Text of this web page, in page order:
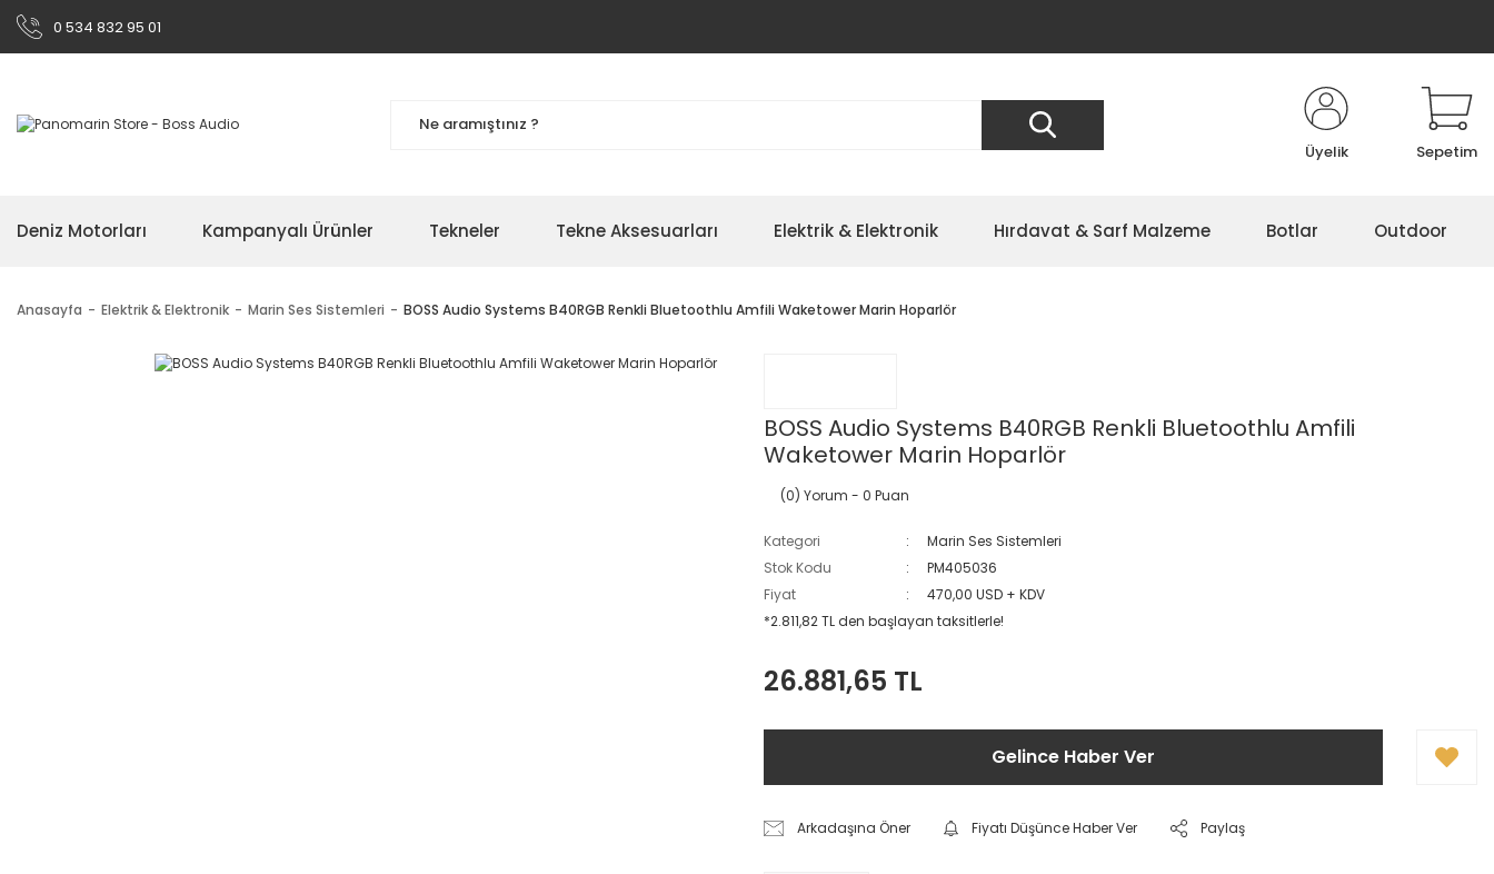
0 534 832 95 01
Üyelik Sepetim
Deniz Motorları Kampanyalı Ürünler Tekneler Tekne Aksesuarları Elektrik & Elektronik Hırdavat & Sarf Malzeme Botlar Outdoor
Anasayfa Elektrik & Elektronik Marin Ses Sistemleri BOSS Audio Systems B40RGB Renkli Bluetoothlu Amfili Waketower Marin Hoparlör
BOSS Audio Systems B40RGB Renkli Bluetoothlu Amfili
Waketower Marin Hoparlör
(0) Yorum - 0 Puan
Kategori
Marin Ses Sistemleri
Stok Kodu
PM405036
Fiyat
470,00 USD + KDV
*2.811,82 TL den başlayan taksitlerle!
26.881,65 TL
Gelince Haber Ver
Arkadaşına Öner Fiyatı Düşünce Haber Ver Paylaş